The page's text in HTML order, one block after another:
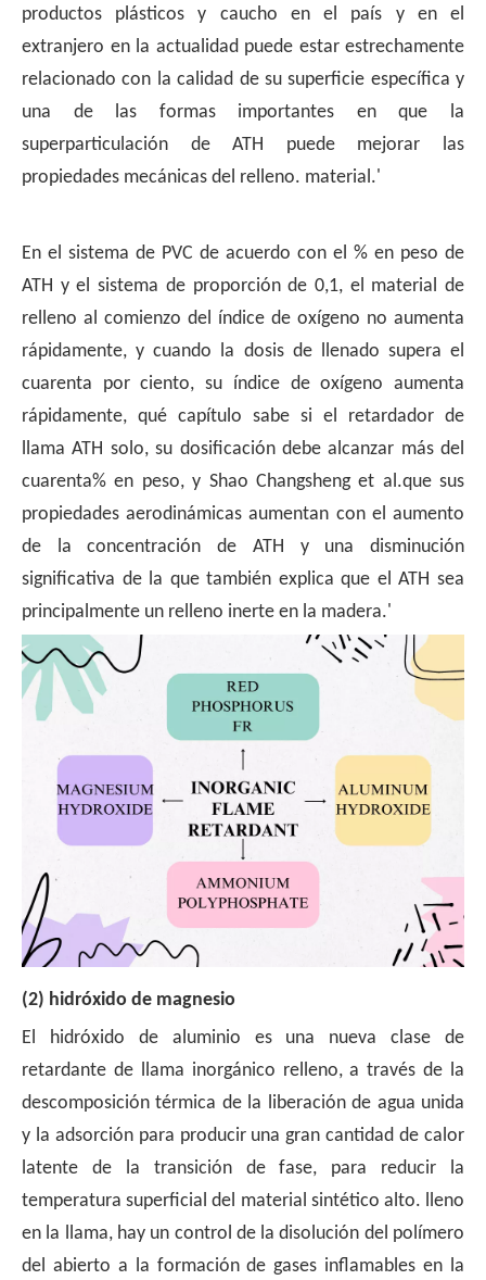
productos plásticos y caucho en el país y en el
extranjero en la actualidad puede estar estrechamente
relacionado con la calidad de su superficie específica y
una de las formas importantes en que la
superparticulación de ATH puede mejorar las
propiedades mecánicas del relleno. material.'
En el sistema de PVC de acuerdo con el % en peso de
ATH y el sistema de proporción de 0,1, el material de
relleno al comienzo del índice de oxígeno no aumenta
rápidamente, y cuando la dosis de llenado supera el
cuarenta por ciento, su índice de oxígeno aumenta
rápidamente, qué capítulo sabe si el retardador de
llama ATH solo, su dosificación debe alcanzar más del
cuarenta% en peso, y Shao Changsheng et al.que sus
propiedades aerodinámicas aumentan con el aumento
de la concentración de ATH y una disminución
significativa de la que también explica que el ATH sea
principalmente un relleno inerte en la madera.'
(2) hidróxido de magnesio
El hidróxido de aluminio es una nueva clase de
retardante de llama inorgánico relleno, a través de la
descomposición térmica de la liberación de agua unida
y la adsorción para producir una gran cantidad de calor
latente de la transición de fase, para reducir la
temperatura superficial del material sintético alto. lleno
en la llama, hay un control de la disolución del polímero
del abierto a la formación de gases inflamables en la